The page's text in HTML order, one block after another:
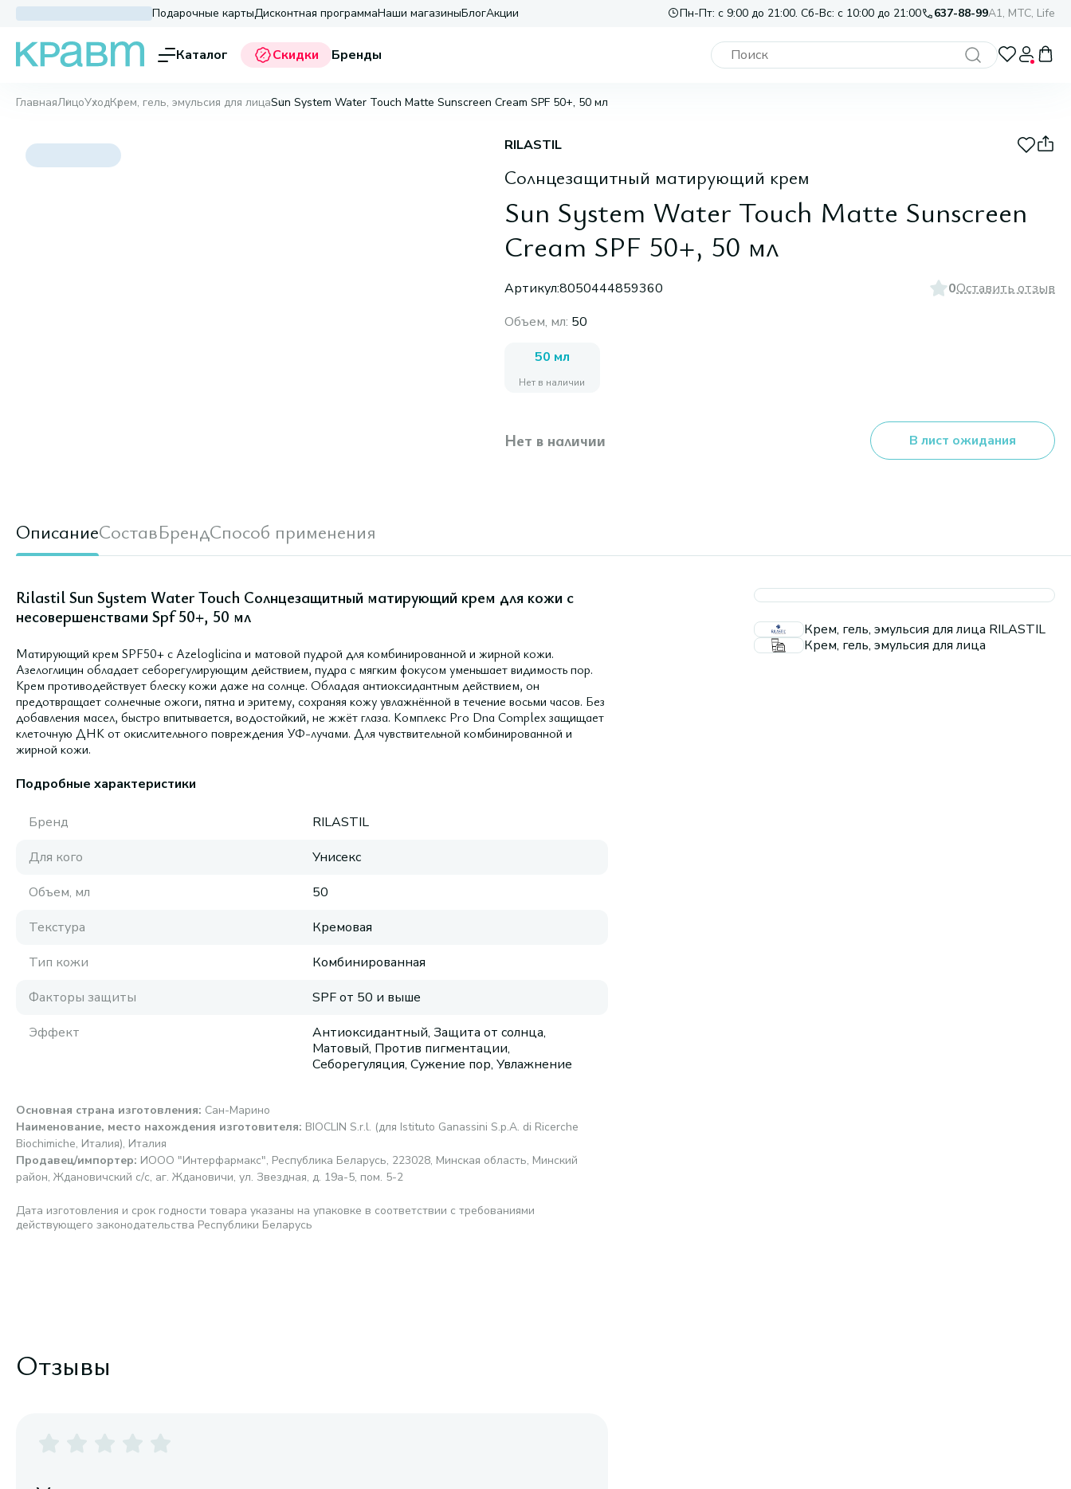
Подарочные картыДисконтная программаНаши магазиныБлогАкции Пн-Пт: с 9:00 до 21:00. Сб-Вс: с 10:00 до 21:00 637-88-99A1, МТС, Life
Каталог Скидки Бренды
ГлавнаяЛицоУходКрем, гель, эмульсия для лицаSun System Water Touch Matte Sunscreen Cream SPF 50+, 50 мл
RILASTIL
Солнцезащитный матирующий крем
Sun System Water Touch Matte Sunscreen
Cream SPF 50+, 50 мл
Артикул:8050444859360 0Оставить отзыв
Объем, мл: 50
50 мл
Нет в наличии
Нет в наличии В лист ожидания
ОписаниеСоставБрендСпособ применения
Rilastil Sun System Water Touch Солнцезащитный матирующий крем для кожи с
несовершенствами Spf 50+, 50 мл
Матирующий крем SPF50+ с Azeloglicina и матовой пудрой для комбинированной и жирной кожи.
Азелоглицин обладает себорегулирующим действием, пудра с мягким фокусом уменьшает видимость пор.
Крем противодействует блеску кожи даже на солнце. Обладая антиоксидантным действием, он
предотвращает солнечные ожоги, пятна и эритему, сохраняя кожу увлажнённой в течение восьми часов. Без
добавления масел, быстро впитывается, водостойкий, не жжёт глаза. Комплекс Pro Dna Complex защищает
клеточную ДНК от окислительного повреждения УФ-лучами. Для чувствительной комбинированной и
жирной кожи.
Подробные характеристики
Бренд
RILASTIL
Для кого
Унисекс
Объем, мл
50
Текстура
Кремовая
Тип кожи
Комбинированная
Факторы защиты
SPF от 50 и выше
Эффект
Антиоксидантный, Защита от солнца,
Матовый, Против пигментации,
Себорегуляция, Сужение пор, Увлажнение
Основная страна изготовления: Сан-Марино
Наименование, место нахождения изготовителя: BIOCLIN S.r.l. (для Istituto Ganassini S.p.A. di Ricerche
Biochimiche, Италия), Италия
Продавец/импортер: ИООО "Интерфармакс", Республика Беларусь, 223028, Минская область, Минский
район, Ждановичский с/с, аг. Ждановичи, ул. Звездная, д. 19а-5, пом. 5-2
Дата изготовления и срок годности товара указаны на упаковке в соответствии с требованиями
действующего законодательства Республики Беларусь
Крем, гель, эмульсия для лица RILASTIL
Крем, гель, эмульсия для лица
Отзывы